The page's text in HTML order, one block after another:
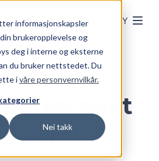
informasjonskapsler
brukeropplevelse og
deg i interne og eksterne
du bruker nettstedet. Du
ivåre personvernvilkår.
Nei takk
MENY
med